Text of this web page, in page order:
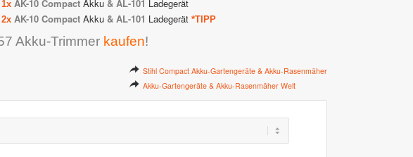
Serie
1x AK-10 Compact Akku & AL-101 Ladegerät
2x AK-10 Compact Akku & AL-101 Ladegerät *TIPP
Akku-Trimmer kaufen!
Stihl Compact Akku-Gartengeräte & Akku-Rasenmäher
Akku-Gartengeräte & Akku-Rasenmäher Welt